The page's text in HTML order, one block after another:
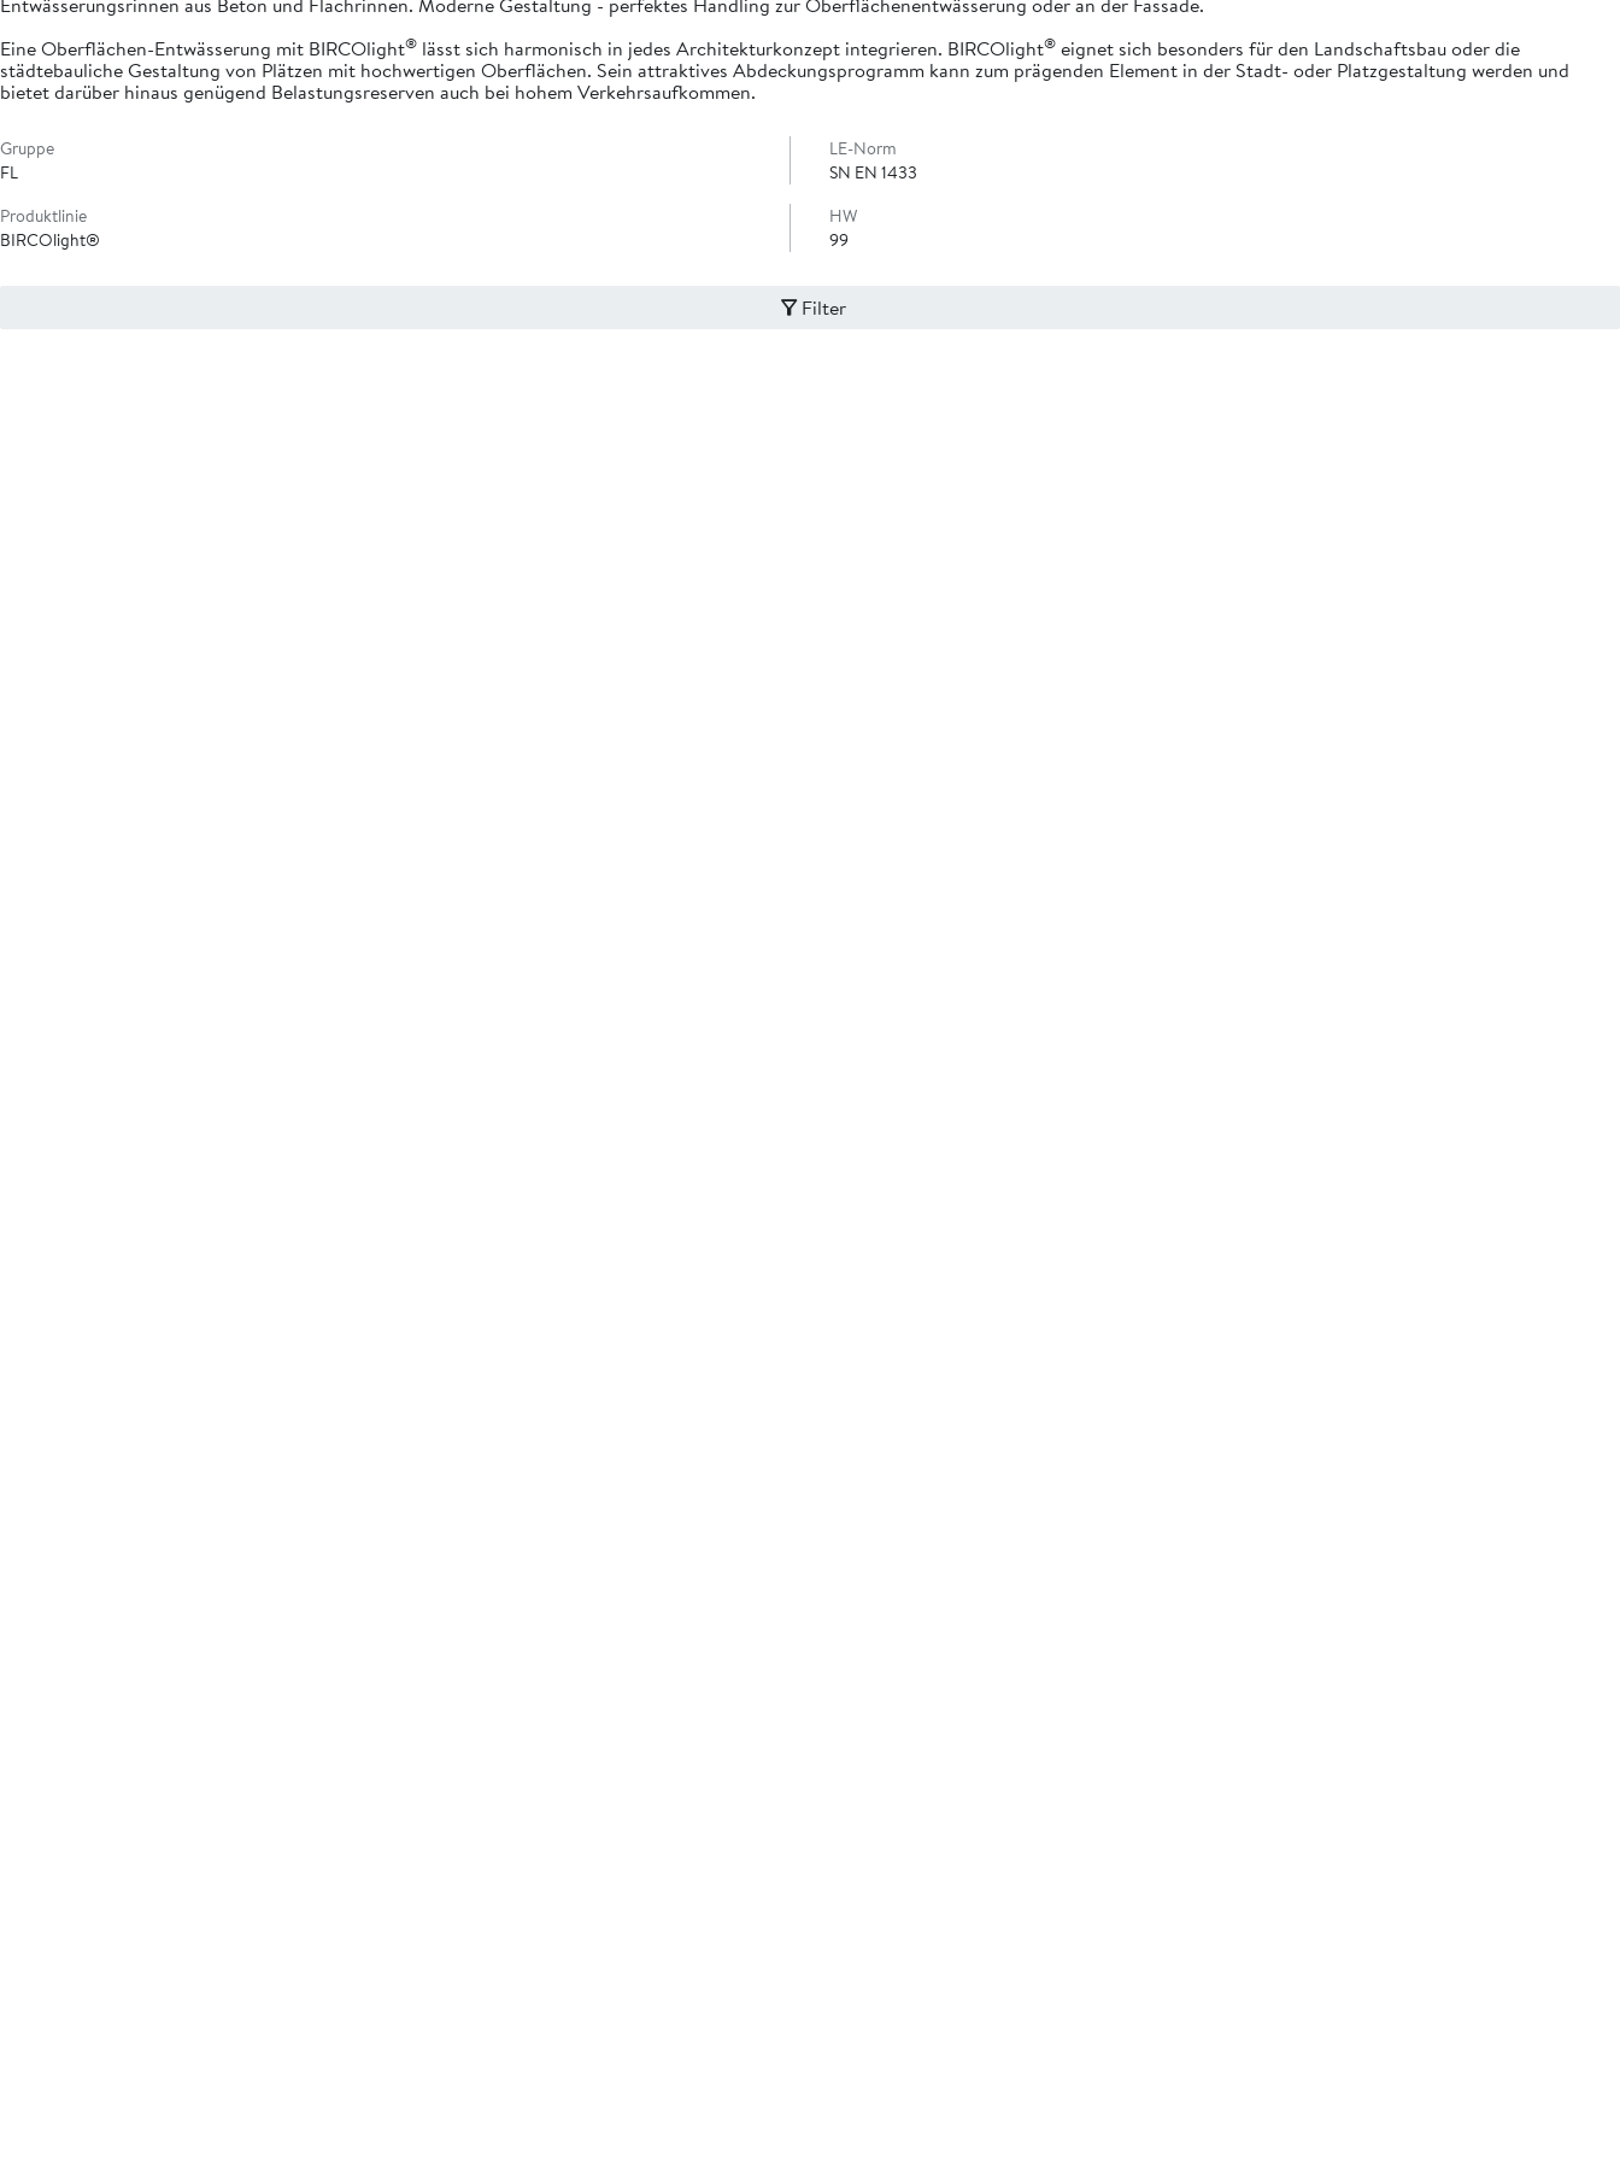
Eine Oberflächen-Entwässerung mit BIRCOlight® lässt sich harmonisch in jedes Architekturkonzept integrieren. BIRCOlight® eignet sich besonders für den Landschaftsbau oder die
städtebauliche Gestaltung von Plätzen mit hochwertigen Oberflächen. Sein attraktives Abdeckungsprogramm kann zum prägenden Element in der Stadt- oder Platzgestaltung werden und
bietet darüber hinaus genügend Belastungsreserven auch bei hohem Verkehrsaufkommen.
Gruppe
FL
LE-Norm
SN EN 1433
Produktlinie
BIRCOlight®
HW
99
Filter